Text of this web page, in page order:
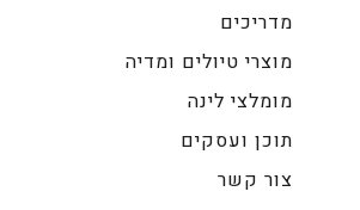
מדריכים
מוצרי טיולים ומדיה
מומלצי לינה
תוכן ועסקים
צור קשר